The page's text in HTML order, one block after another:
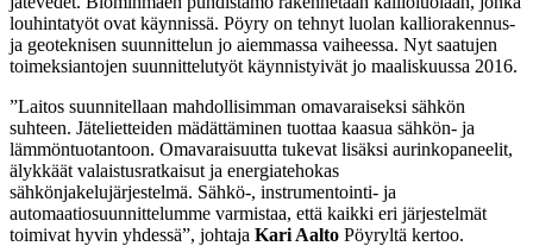
louhintatyöt ovat käynnissä. Pöyry on tehnyt luolan kalliorakennus-
ja geoteknisen suunnittelun jo aiemmassa vaiheessa. Nyt saatujen
toimeksiantojen suunnittelutyöt käynnistyivät jo maaliskuussa 2016.
”Laitos suunnitellaan mahdollisimman omavaraiseksi sähkön
suhteen. Jätelietteiden mädättäminen tuottaa kaasua sähkön- ja
lämmöntuotantoon. Omavaraisuutta tukevat lisäksi aurinkopaneelit,
älykkäät valaistusratkaisut ja energiatehokas
sähkönjakelujärjestelmä. Sähkö-, instrumentointi- ja
automaatiosuunnittelumme varmistaa, että kaikki eri järjestelmät
toimivat hyvin yhdessä”, johtaja Kari Aalto Pöyryltä kertoo.